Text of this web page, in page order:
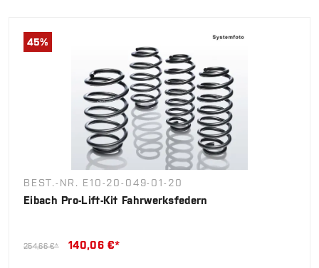
45%
BEST.-NR. E10-20-049-01-20
Eibach Pro-Lift-Kit Fahrwerksfedern
254,66 €* 140,06 €*